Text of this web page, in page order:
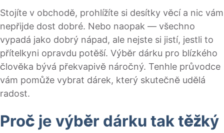
Stojíte v obchodě, prohlížíte si desítky věcí a nic vám
nepřijde dost dobré. Nebo naopak — všechno
vypadá jako dobrý nápad, ale nejste si jistí, jestli to
přítelkyni opravdu potěší. Výběr dárku pro blízkého
člověka bývá překvapivě náročný. Tenhle průvodce
vám pomůže vybrat dárek, který skutečně udělá
radost.
Proč je výběr dárku tak těžký